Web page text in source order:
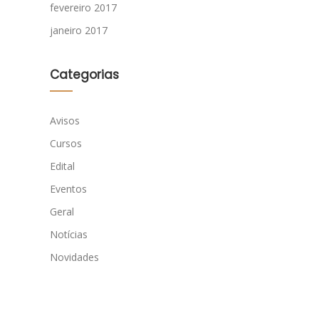
fevereiro 2017
janeiro 2017
Categorias
Avisos
Cursos
Edital
Eventos
Geral
Notícias
Novidades